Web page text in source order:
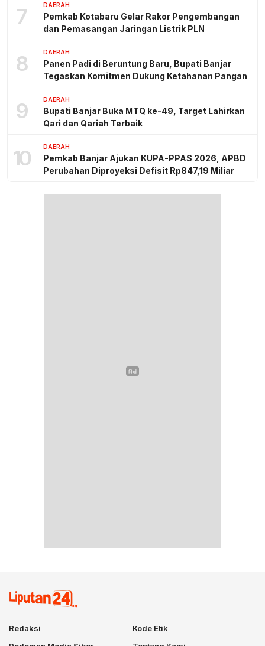
7 DAERAH
Pemkab Kotabaru Gelar Rakor Pengembangan
dan Pemasangan Jaringan Listrik PLN
8 DAERAH
Panen Padi di Beruntung Baru, Bupati Banjar
Tegaskan Komitmen Dukung Ketahanan Pangan
9 DAERAH
Bupati Banjar Buka MTQ ke-49, Target Lahirkan
Qari dan Qariah Terbaik
10 DAERAH
Pemkab Banjar Ajukan KUPA-PPAS 2026, APBD
Perubahan Diproyeksi Defisit Rp847,19 Miliar
Redaksi
Kode Etik